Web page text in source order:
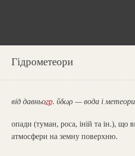
Гідрометеори
від давньогр. ὕδωρ — вода і метеори
опади (туман, роса, іній та ін.), що
атмосфери на земну поверхню.